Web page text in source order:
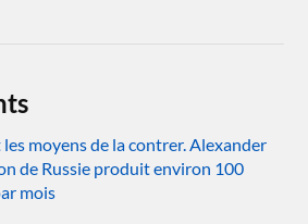
moyens de la contrer. Alexander
de Russie produit environ 100
mois